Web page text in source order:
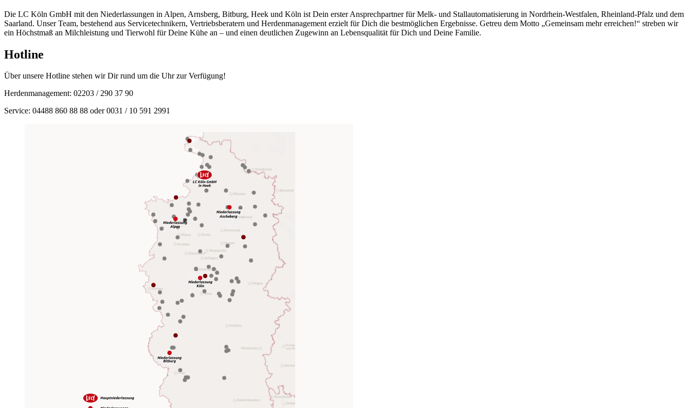
Die LC Köln GmbH mit den Niederlassungen in Alpen, Arnsberg, Bitburg, Heek und Köln ist Dein erster Ansprechpartner für Melk- und Stallautomatisierung in Nordrhein-Westfalen, Rheinland-Pfalz und dem
Saarland. Unser Team, bestehend aus Servicetechnikern, Vertriebsberatern und Herdenmanagement erzielt für Dich die bestmöglichen Ergebnisse. Getreu dem Motto „Gemeinsam mehr erreichen!“ streben wir
ein Höchstmaß an Milchleistung und Tierwohl für Deine Kühe an – und einen deutlichen Zugewinn an Lebensqualität für Dich und Deine Familie.
Hotline
Über unsere Hotline stehen wir Dir rund um die Uhr zur Verfügung!
Herdenmanagement: 02203 / 290 37 90
Service: 04488 860 88 88 oder 0031 / 10 591 2991